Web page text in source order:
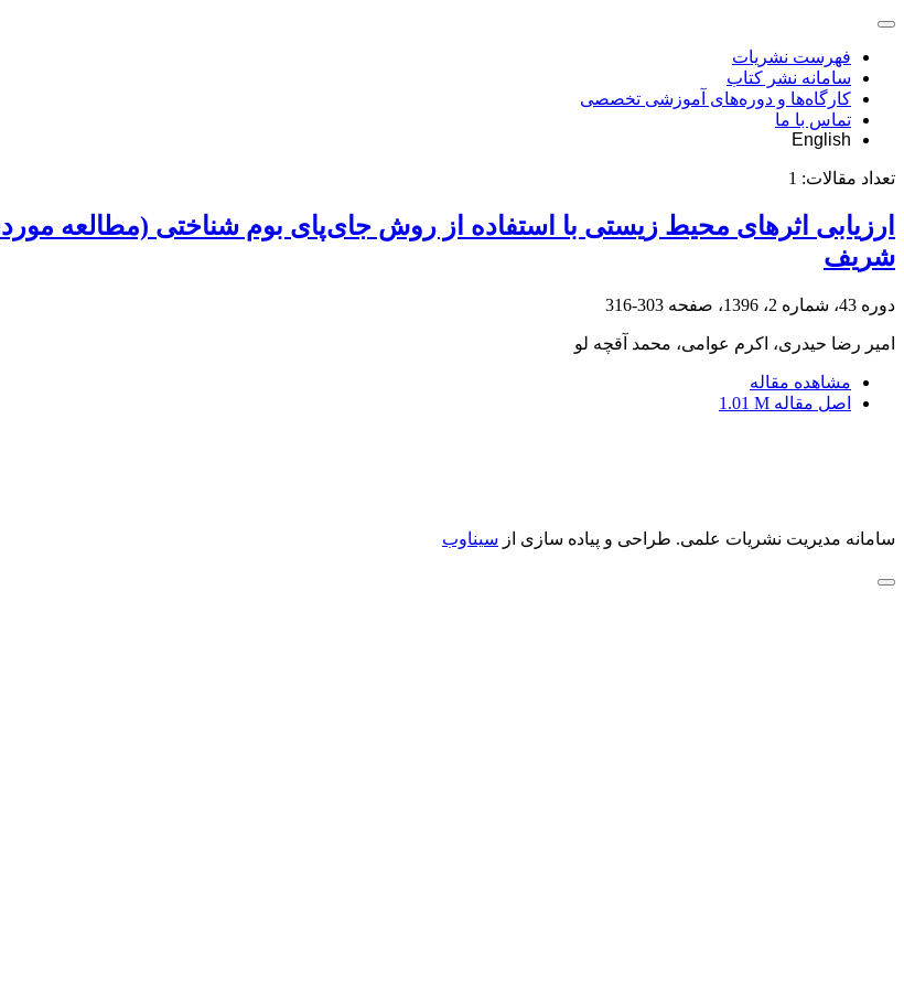
فهرست نشریات
سامانه نشر کتاب
کارگاه‌ها و دوره‌های آموزشی تخصصی
تماس با ما
English
تعداد مقالات: 1
ارزیابی اثرهای محیط زیستی با استفاده از روش جای‌پای بوم شناختی (مطالعه
شریف
دوره 43، شماره 2، 1396، صفحه 303-316
امیر رضا حیدری، اکرم عوامی، محمد آقچه لو
مشاهده مقاله
اصل مقاله 1.01 M
سامانه مدیریت نشریات علمی. طراحی و پیاده سازی از سیناوب